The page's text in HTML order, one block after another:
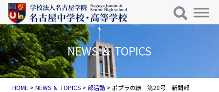
コンテンツへスキップ
メインナビゲーション
NEWS ＆ TOPICS
HOME >NEWS ＆ TOPICS >部活動 >ポプラの緑 第20号 新聞部